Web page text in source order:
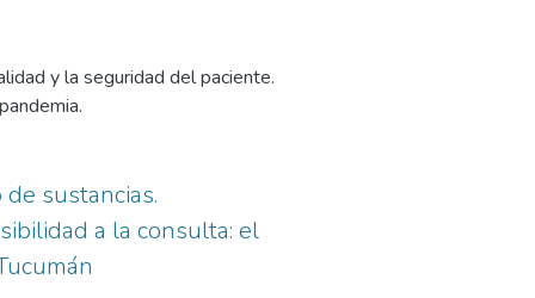
y la seguridad del paciente.
sustancias.
a la consulta: el